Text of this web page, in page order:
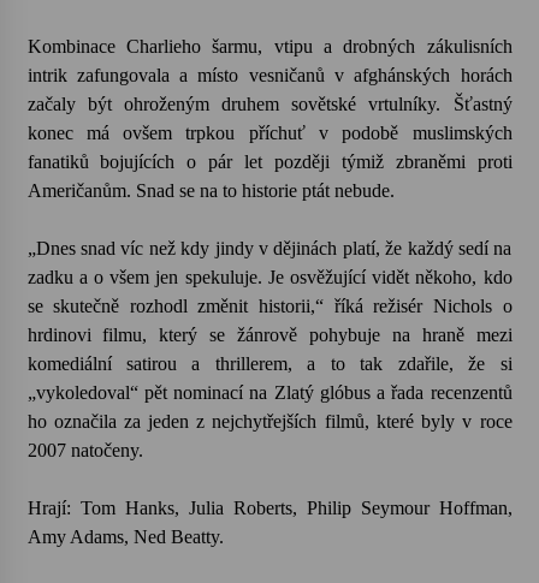
Kombinace Charlieho šarmu, vtipu a drobných zákulisních
intrik zafungovala a místo vesničanů v afghánských horách
začaly být ohroženým druhem sovětské vrtulníky. Šťastný
konec má ovšem trpkou příchuť v podobě muslimských
fanatiků bojujících o pár let později týmiž zbraněmi proti
Američanům. Snad se na to historie ptát nebude.
„Dnes snad víc než kdy jindy v dějinách platí, že každý sedí na
zadku a o všem jen spekuluje. Je osvěžující vidět někoho, kdo
se skutečně rozhodl změnit historii,“ říká režisér Nichols o
hrdinovi filmu, který se žánrově pohybuje na hraně mezi
komediální satirou a thrillerem, a to tak zdařile, že si
„vykoledoval“ pět nominací na Zlatý glóbus a řada recenzentů
ho označila za jeden z nejchytřejších filmů, které byly v roce
2007 natočeny.
Hrají: Tom Hanks, Julia Roberts, Philip Seymour Hoffman,
Amy Adams, Ned Beatty.